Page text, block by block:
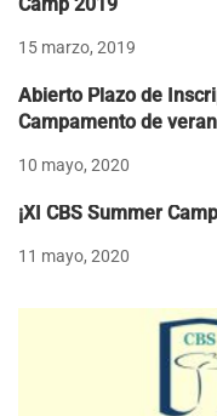
15 marzo, 2019
Abierto Plazo de
Campamento de
10 mayo, 2020
¡XI CBS Summer
11 mayo, 2020